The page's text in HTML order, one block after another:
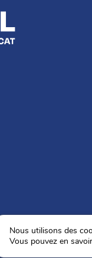
droits réservés.
Nous utilisons des
Vous pouvez en